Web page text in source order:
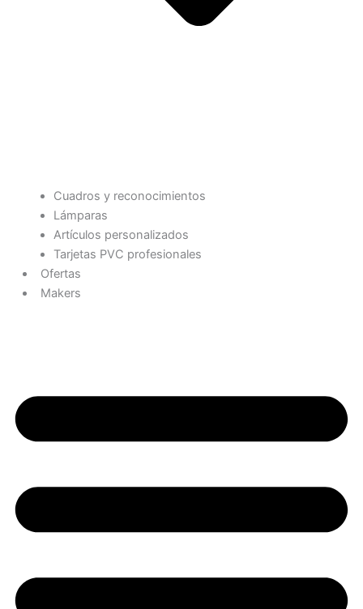
Cuadros y reconocimientos
Lámparas
Artículos personalizados
Tarjetas PVC profesionales
Ofertas
Makers